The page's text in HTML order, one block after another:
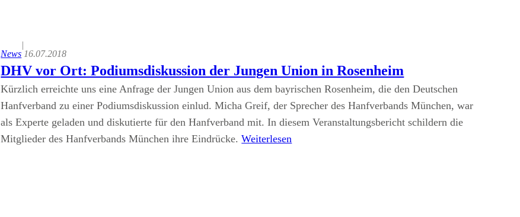
News
|
16.07.2018
DHV vor Ort: Podiumsdiskussion der Jungen Union in Rosenheim
Kürzlich erreichte uns eine Anfrage der Jungen Union aus dem bayrischen Rosenheim, die den Deutschen
Hanfverband zu einer Podiumsdiskussion einlud. Micha Greif, der Sprecher des Hanfverbands München, war
als Experte geladen und diskutierte für den Hanfverband mit. In diesem Veranstaltungsbericht schildern die
Mitglieder des Hanfverbands München ihre Eindrücke.Weiterlesen